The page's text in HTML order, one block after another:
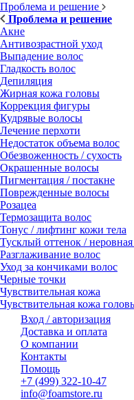
Проблема и решение
Проблема и решение
Акне
Антивозрастной уход
Выпадение волос
Гладкость волос
Депиляция
Жирная кожа головы
Коррекция фигуры
Кудрявые волосы
Лечение перхоти
Недостаток объема волос
Обезвоженность / сухость
Окрашенные волосы
Пигментация / постакне
Поврежденные волосы
Розацеа
Термозащита волос
Тонус / лифтинг кожи тела
Тусклый оттенок / неровная
Разглаживание волос
Уход за кончиками волос
Черные точки
Чувствительная кожа
Чувствительная кожа
Вход / авторизация
Доставка и оплата
О компании
Контакты
Помощь
+7 (499) 322-10-47
info@foamstore.ru